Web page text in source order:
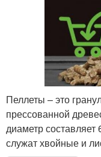
Пеллеты – это
прессованной
диаметр
служат хвойные и